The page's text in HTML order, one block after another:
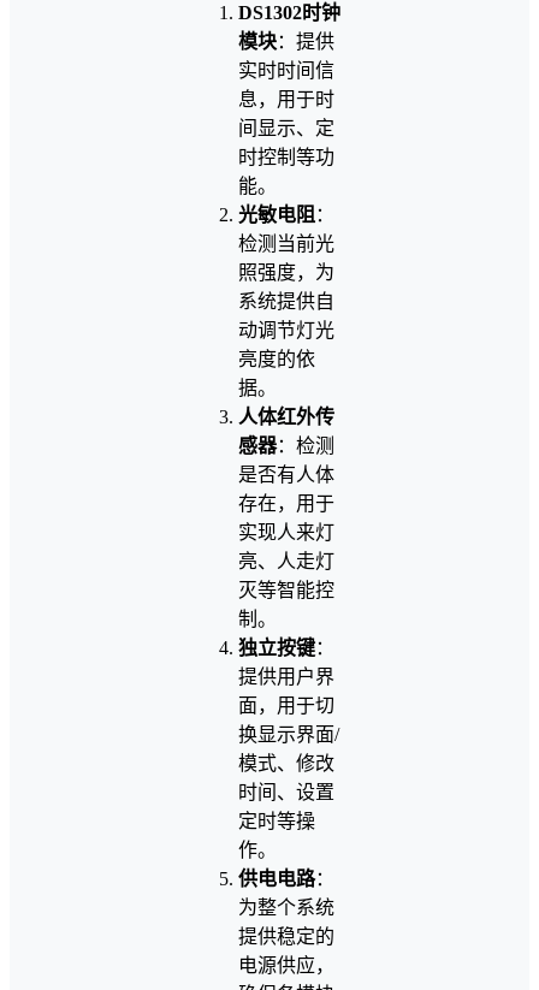
DS1302时钟
模块：提供
实时时间信
息，用于时
间显示、定
时控制等功
能。
光敏电阻 ：
检测当前光
照强度，为
系统提供自
动调节灯光
亮度的依
据。
人体红外传
感器：检测
是否有人体
存在，用于
实现人来灯
亮、人走灯
灭等智能控
制。
独立按键：
提供用户界
面，用于切
换显示界面/
模式、修改
时间、设置
定时等操
作。
供电电路：
为整个系统
提供稳定的
电源供应，